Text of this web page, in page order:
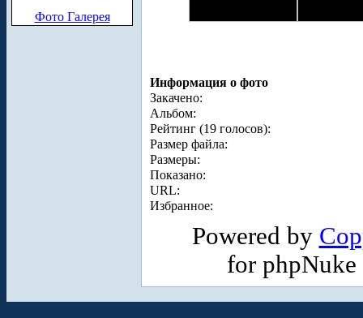
Фото Галерея
Информация о фото
Закачено:
Альбом:
Рейтинг (19 голосов):
Размер файла:
Размеры:
Показано:
URL:
Избранное:
Powered by
for